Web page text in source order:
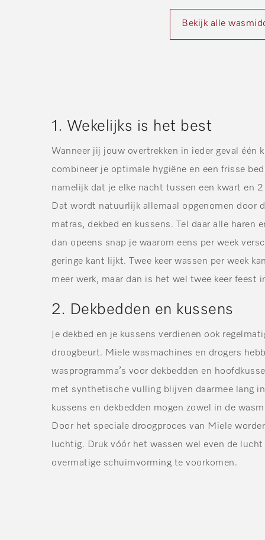
Bekijk alle
1. Wekelijks is het best
Wanneer jij jouw overtrekken in ieder geval één
combineer je optimale hygiëne en een frisse
namelijk dat je elke nacht tussen een kwart en
Dat wordt natuurlijk allemaal opgenomen door
matras, dekbed en kussens. Tel daar alle haren
dan opeens snap je waarom eens per week
geringe kant lijkt. Twee keer wassen per week
meer werk, maar dan is het wel twee keer feest
2. Dekbedden en kussens
Je dekbed en je kussens verdienen ook
droogbeurt. Miele wasmachines en drogers
wasprogramma’s voor dekbedden en
met synthetische vulling blijven daarmee lang
kussens en dekbedden mogen zowel in de
Door het speciale droogproces van Miele
luchtig. Druk vóór het wassen wel even de
overmatige schuimvorming te voorkomen.